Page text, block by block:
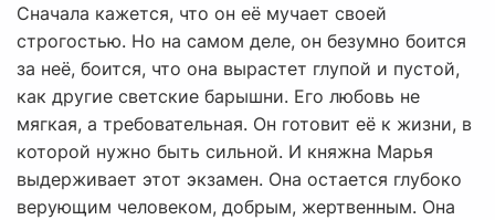
Сначала кажется, что он её мучает своей
строгостью. Но на самом деле, он безумно боится
за неё, боится, что она вырастет глупой и пустой,
как другие светские барышни. Его любовь не
мягкая, а требовательная. Он готовит её к жизни, в
которой нужно быть сильной. И княжна Марья
выдерживает этот экзамен. Она остается глубоко
верующим человеком, добрым, жертвенным. Она